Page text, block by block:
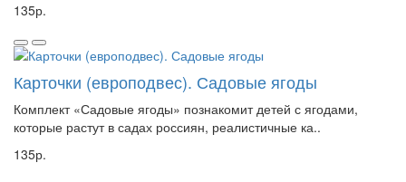
135р.
Карточки (европодвес). Садовые ягоды
Комплект «Садовые ягоды» познакомит детей с ягодами,
которые растут в садах россиян, реалистичные ка..
135р.